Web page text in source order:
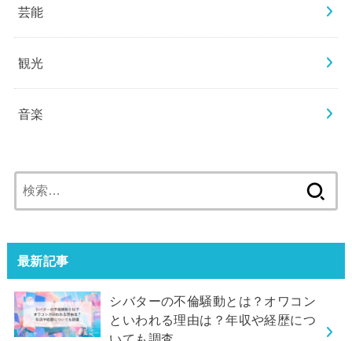
芸能
観光
音楽
索:
最新記事
シバターの不倫騒動とは？オワコン
といわれる理由は？年収や経歴につ